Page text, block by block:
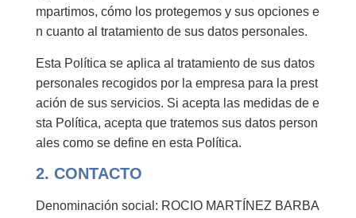
mpartimos, cómo los protegemos y sus opciones e
n cuanto al tratamiento de sus datos personales.
Esta Política se aplica al tratamiento de sus datos
personales recogidos por la empresa para la prest
ación de sus servicios. Si acepta las medidas de e
sta Política, acepta que tratemos sus datos person
ales como se define en esta Política.
2. CONTACTO
Denominación social: ROCIO MARTÍNEZ BARBA